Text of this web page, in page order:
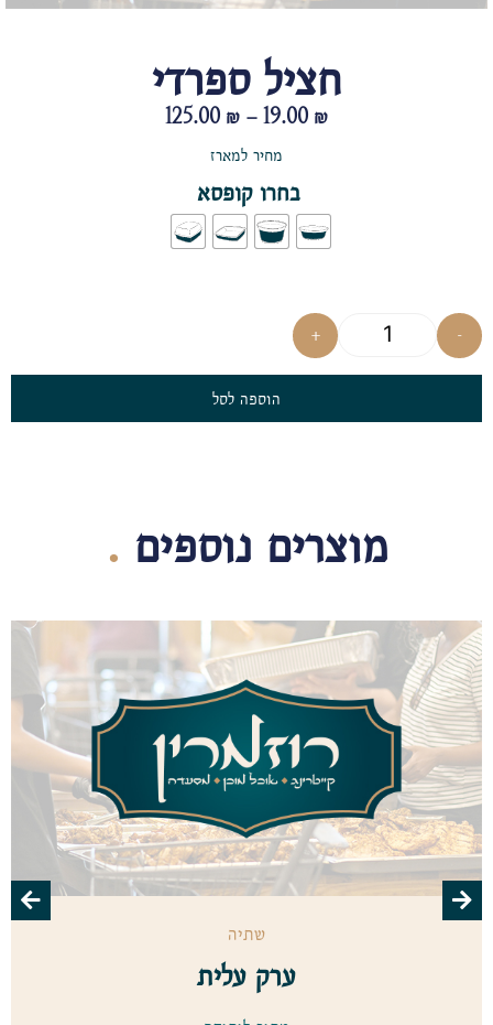
חציל ספרדי
19.00 ₪
–
125.00 ₪
מחיר למארז
בחרו קופסא
-
+
הוספה לסל
מוצרים נוספים .
שתיה
ערק עלית